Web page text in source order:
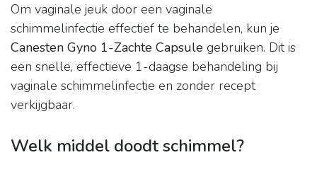
Om vaginale jeuk door een vaginale
schimmelinfectie effectief te behandelen, kun je
Canesten Gyno 1-Zachte Capsule gebruiken. Dit is
een snelle, effectieve 1-daagse behandeling bij
vaginale schimmelinfectie en zonder recept
verkijgbaar.
Welk middel doodt schimmel?